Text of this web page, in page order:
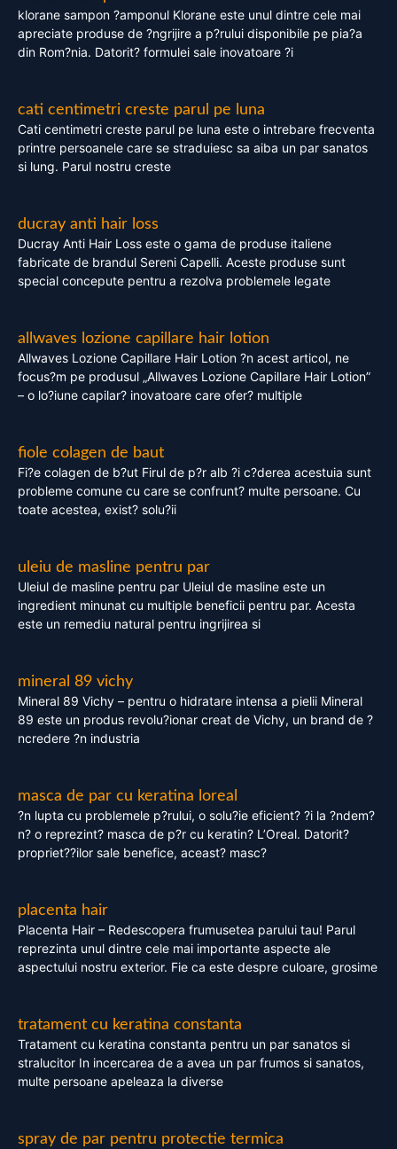
klorane sampon ?amponul Klorane este unul dintre cele mai
apreciate produse de ?ngrijire a p?rului disponibile pe pia?a
din Rom?nia. Datorit? formulei sale inovatoare ?i
cati centimetri creste parul pe luna
Cati centimetri creste parul pe luna este o intrebare frecventa
printre persoanele care se straduiesc sa aiba un par sanatos
si lung. Parul nostru creste
ducray anti hair loss
Ducray Anti Hair Loss este o gama de produse italiene
fabricate de brandul Sereni Capelli. Aceste produse sunt
special concepute pentru a rezolva problemele legate
allwaves lozione capillare hair lotion
Allwaves Lozione Capillare Hair Lotion ?n acest articol, ne
focus?m pe produsul „Allwaves Lozione Capillare Hair Lotion”
– o lo?iune capilar? inovatoare care ofer? multiple
fiole colagen de baut
Fi?e colagen de b?ut Firul de p?r alb ?i c?derea acestuia sunt
probleme comune cu care se confrunt? multe persoane. Cu
toate acestea, exist? solu?ii
uleiu de masline pentru par
Uleiul de masline pentru par Uleiul de masline este un
ingredient minunat cu multiple beneficii pentru par. Acesta
este un remediu natural pentru ingrijirea si
mineral 89 vichy
Mineral 89 Vichy – pentru o hidratare intensa a pielii Mineral
89 este un produs revolu?ionar creat de Vichy, un brand de ?
ncredere ?n industria
masca de par cu keratina loreal
?n lupta cu problemele p?rului, o solu?ie eficient? ?i la ?ndem?
n? o reprezint? masca de p?r cu keratin? L’Oreal. Datorit?
propriet??ilor sale benefice, aceast? masc?
placenta hair
Placenta Hair – Redescopera frumusetea parului tau! Parul
reprezinta unul dintre cele mai importante aspecte ale
aspectului nostru exterior. Fie ca este despre culoare, grosime
tratament cu keratina constanta
Tratament cu keratina constanta pentru un par sanatos si
stralucitor In incercarea de a avea un par frumos si sanatos,
multe persoane apeleaza la diverse
spray de par pentru protectie termica